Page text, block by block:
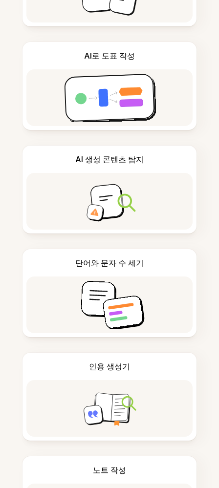
AI로 도표 작성
AI 생성 콘텐츠 탐지
단어와 문자 수 세기
인용 생성기
노트 작성